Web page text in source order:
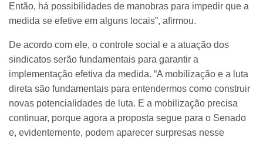
Então, há possibilidades de manobras para impedir que a
medida se efetive em alguns locais”, afirmou.
De acordo com ele, o controle social e a atuação dos
sindicatos serão fundamentais para garantir a
implementação efetiva da medida. “A mobilização e a luta
direta são fundamentais para entendermos como construir
novas potencialidades de luta. E a mobilização precisa
continuar, porque agora a proposta segue para o Senado
e, evidentemente, podem aparecer surpresas nesse